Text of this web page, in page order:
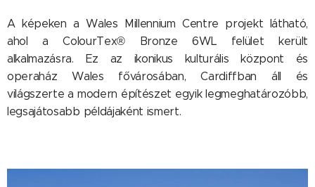
A képeken a Wales Millennium Centre projekt látható,
ahol a ColourTex® Bronze 6WL felület került
alkalmazásra. Ez az ikonikus kulturális központ és
operaház Wales fővárosában, Cardiffban áll és
világszerte a modern építészet egyik legmeghatározóbb,
legsajátosabb példájaként ismert.